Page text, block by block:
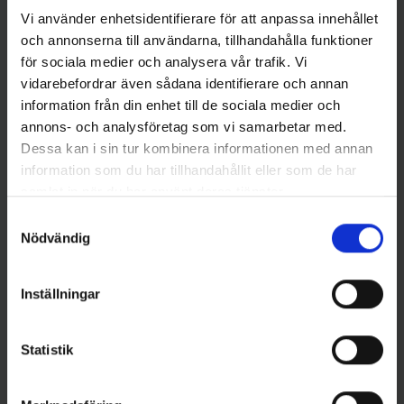
Vi använder enhetsidentifierare för att anpassa innehållet
och annonserna till användarna, tillhandahålla funktioner
för sociala medier och analysera vår trafik. Vi
vidarebefordrar även sådana identifierare och annan
information från din enhet till de sociala medier och
annons- och analysföretag som vi samarbetar med.
Dessa kan i sin tur kombinera informationen med annan
information som du har tillhandahållit eller som de har
Nödvändig
Inställningar
Statistik
Andra gillade även
Sun
Mieko Trout 7 gram - Rainbow